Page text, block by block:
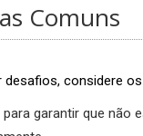
Comuns
considere
garantir que não